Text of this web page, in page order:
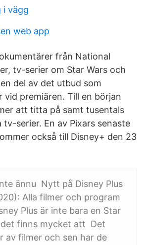
i vägg
web app
från National
tv-serier om Star Wars och
del av det utbud som
vid premiären. Till en början
att titta på samt tusentals
serier. En av Pixars senaste
också till Disney+ den 23
ännu Nytt på Disney Plus
Alla filmer och program
Plus är inte bara en Star
det finns mycket att Det
av filmer och sen har de